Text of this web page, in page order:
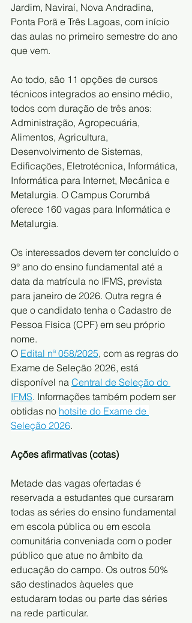
Jardim, Naviraí, Nova Andradina,
Ponta Porã e Três Lagoas, com início
das aulas no primeiro semestre do ano
que vem.
Ao todo, são 11 opções de cursos
técnicos integrados ao ensino médio,
todos com duração de três anos:
Administração, Agropecuária,
Alimentos, Agricultura,
Desenvolvimento de Sistemas,
Edificações, Eletrotécnica, Informática,
Informática para Internet, Mecânica e
Metalurgia. O Campus Corumbá
oferece 160 vagas para Informática e
Metalurgia.
Os interessados devem ter concluído o
9° ano do ensino fundamental até a
data da matrícula no IFMS, prevista
para janeiro de 2026. Outra regra é
que o candidato tenha o Cadastro de
Pessoa Física (CPF) em seu próprio
nome.
O Edital nª 058/2025, com as regras do
Exame de Seleção 2026, está
disponível na Central de Seleção do
IFMS. Informações também podem ser
obtidas no hotsite do Exame de
Seleção 2026.
Ações afirmativas (cotas)
Metade das vagas ofertadas é
reservada a estudantes que cursaram
todas as séries do ensino fundamental
em escola pública ou em escola
comunitária conveniada com o poder
público que atue no âmbito da
educação do campo. Os outros 50%
são destinados àqueles que
estudaram todas ou parte das séries
na rede particular.